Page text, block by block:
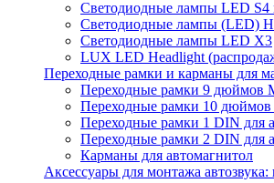
Светодиодные лампы LED S4
Светодиодные лампы (LED)
Светодиодные лампы LED X3
LUX LED Headlight
Переходные рамки и карманы для
Переходные рамки 9 дюймов
Переходные рамки 10
Переходные рамки 1 DIN для
Переходные рамки 2 DIN для
Карманы для автомагнитол
Аксессуары для монтажа